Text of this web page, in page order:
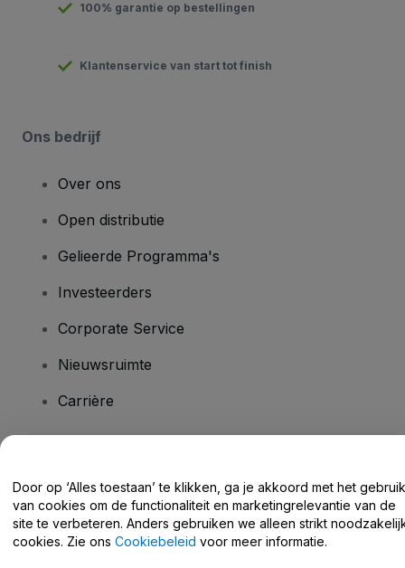
100% garantie op bestellingen
Klantenservice van start tot finish
Ons bedrijf
Over ons
Open distributie
Gelieerde Programma's
Investeerders
Corporate Service
Nieuwsruimte
Carrière
Helpcentrum / Neem Contact Met Ons Op
Door op ‘Alles toestaan’ te klikken, ga je akkoord met het gebruik
van cookies om de functionaliteit en marketingrelevantie van de
site te verbeteren. Anders gebruiken we alleen strikt
cookies. Zie ons Cookiebeleid voor meer informatie.